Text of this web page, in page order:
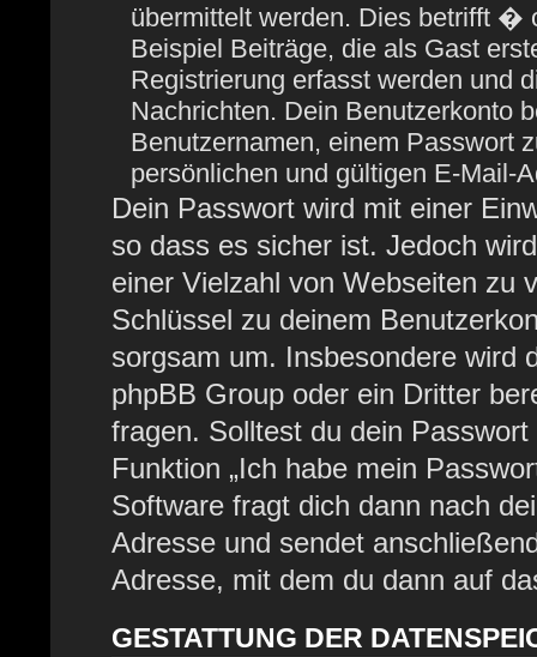
übermittelt werden. Dies betrifft
Beispiel Beiträge, die als Gast
Registrierung erfasst werden und
Nachrichten. Dein Benutzerkonto
Benutzernamen, einem Passwort
persönlichen und gültigen E-Mail-
Dein Passwort wird mit einer
so dass es sicher ist. Jedoch
einer Vielzahl von Webseiten zu
Schlüssel zu deinem
sorgsam um. Insbesondere wird
phpBB Group oder ein Dritter
fragen. Solltest du dein
Funktion „Ich habe mein
Software fragt dich dann nach
Adresse und sendet
Adresse, mit dem du dann auf
GESTATTUNG DER